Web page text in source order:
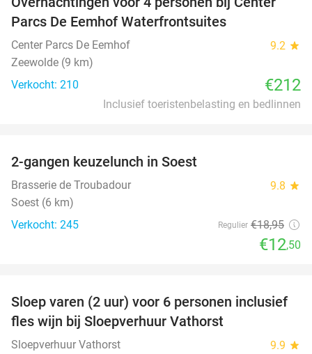
Parcs De Eemhof Waterfrontsuites
Center Parcs De Eemhof 9.2 star
Zeewolde (9 km)
Verkocht: 210
€212
Inclusief toeristenbelasting en bedlinnen
2-gangen keuzelunch in Soest
Brasserie de Troubadour 9.8 star
Soest (6 km)
Verkocht: 245
Regulier €18,95
€12,50
41%
Sloep varen (2 uur) voor 6 personen inclusief
fles wijn bij Sloepverhuur Vathorst
Sloepverhuur Vathorst 9.9 star